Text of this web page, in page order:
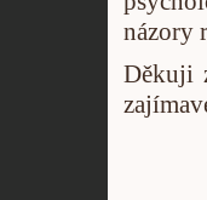
názory
Děkuji